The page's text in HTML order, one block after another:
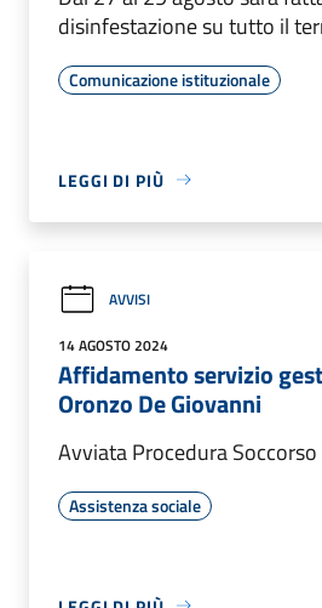
disinfestazione su tutto il
Comunicazione istituzionale
LEGGI DI PIÙ
AVVISI
14 AGOSTO 2024
Affidamento servizio
Oronzo De Giovanni
Avviata Procedura
Assistenza sociale